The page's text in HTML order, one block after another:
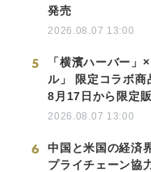
発売
2026.08.07 13:00
5
「横濱ハーバー」
ル」 限定コラボ
8月17日から限定
2026.08.07 13:00
6
中国と米国の経済
プライチェーン協